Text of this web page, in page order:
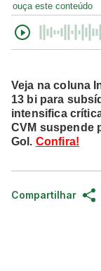
ouça este conteúdo
Veja na coluna
13 bi para
intensifica
CVM suspende
Gol. Confira!
Compartilhar